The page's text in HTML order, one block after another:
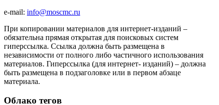
e-mail: info@moscmc.ru
При копировании материалов для интернет-изданий –
обязательна прямая открытая для поисковых систем
гиперссылка. Ссылка должна быть размещена в
независимости от полного либо частичного использования
материалов. Гиперссылка (для интернет- изданий) – должна
быть размещена в подзаголовке или в первом абзаце
материала.
Облако тегов